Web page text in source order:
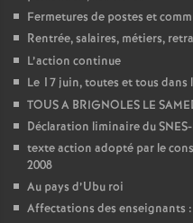
Fermetures de postes et
Rentrée, salaires, métiers,
L’action continue
Le 17 juin, toutes et tous dans
TOUS A BRIGNOLES LE
Déclaration liminaire du
texte action adopté par le
2008
Au pays d’Ubu roi
Affectations des enseignants